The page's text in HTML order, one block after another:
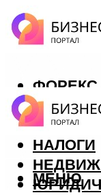
ФОРЕКС
КРЕДИТЫ
НАЛОГИ
МЕНЮ